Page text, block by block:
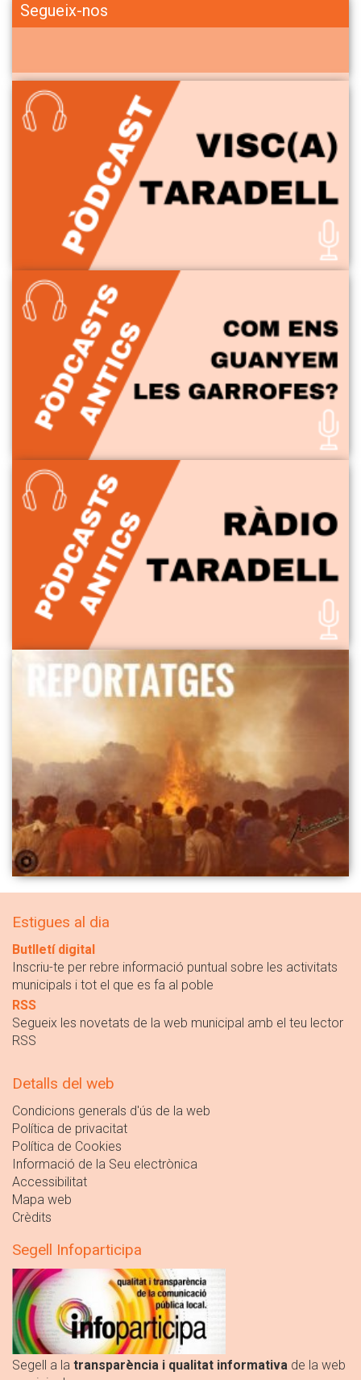
Segueix-nos
Estigues al dia
Butlletí digital
Inscriu-te per rebre informació puntual sobre les activitats
municipals i tot el que es fa al poble
RSS
Segueix les novetats de la web municipal amb el teu lector
RSS
Detalls del web
Condicions generals d'ús de la web
Política de privacitat
Política de Cookies
Informació de la Seu electrònica
Accessibilitat
Mapa web
Crèdits
Segell Infoparticipa
Segell a la transparència i qualitat informativa de la web